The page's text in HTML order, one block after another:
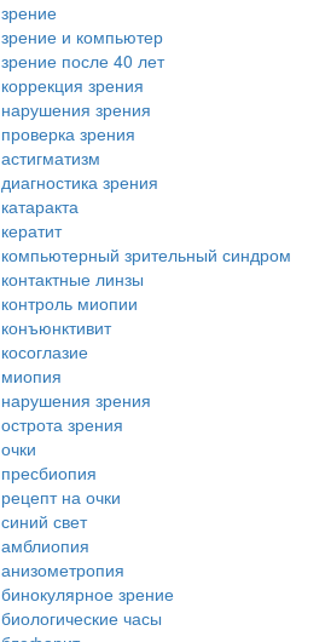
зрение
зрение и компьютер
зрение после 40 лет
коррекция зрения
нарушения зрения
проверка зрения
астигматизм
диагностика зрения
катаракта
кератит
компьютерный зрительный синдром
контактные линзы
контроль миопии
конъюнктивит
косоглазие
миопия
нарушения зрения
острота зрения
очки
пресбиопия
рецепт на очки
синий свет
амблиопия
анизометропия
бинокулярное зрение
биологические часы